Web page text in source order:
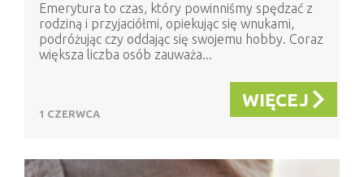
Emerytura to czas, który powinniśmy spędzać z
rodziną i przyjaciółmi, opiekując się wnukami,
podróżując czy oddając się swojemu hobby. Coraz
większa liczba osób zauważa...
1 CZERWCA
WIĘCEJ